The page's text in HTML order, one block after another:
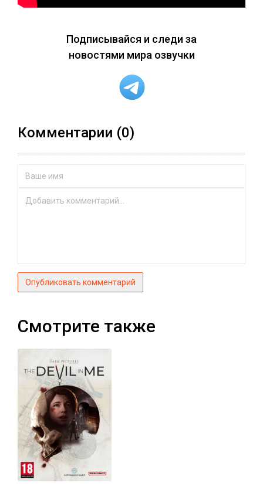
Подписывайся и следи за
новостями мира озвучки
Комментарии (0)
Опубликовать комментарий
Смотрите также